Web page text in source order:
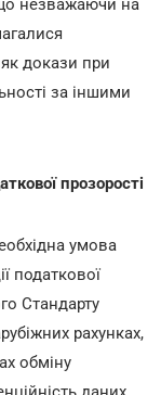
що незважаючи на
докази при
за іншими
прозорості
умова
податкової
Стандарту
рахунках,
обміну